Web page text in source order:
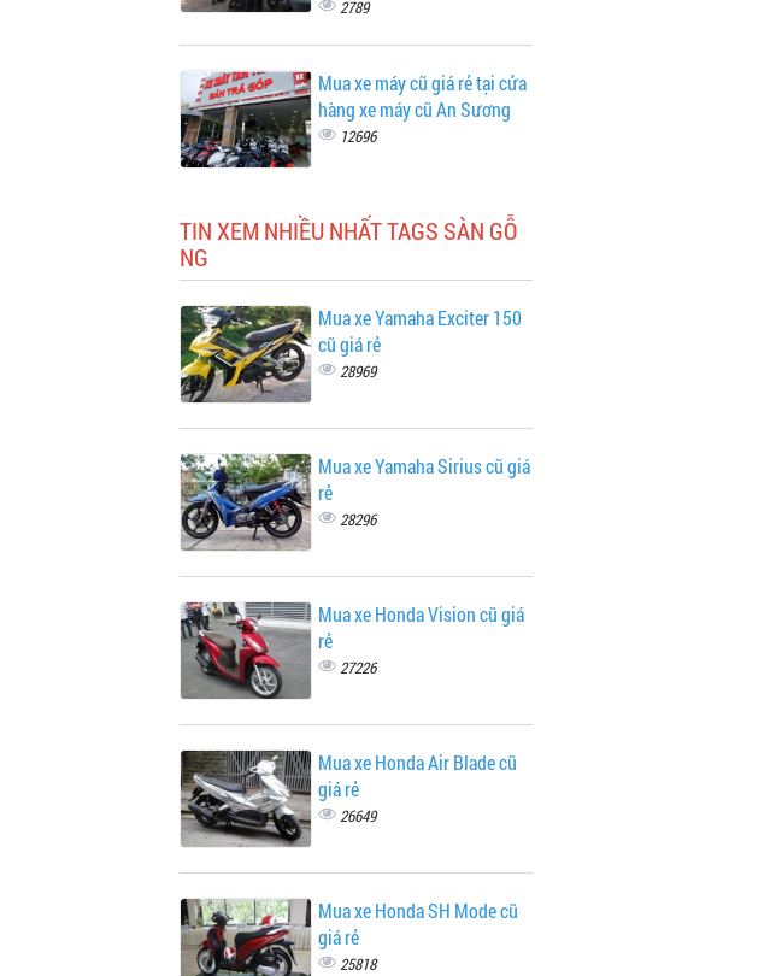
2789
Mua xe máy cũ giá rẻ tại cửa
hàng xe máy cũ An Sương
12696
TIN XEM NHIỀU NHẤT TAGS SÀN GỖ
NG
Mua xe Yamaha Exciter 150
cũ giá rẻ
28969
Mua xe Yamaha Sirius cũ giá
rẻ
28296
Mua xe Honda Vision cũ giá
rẻ
27226
Mua xe Honda Air Blade cũ
giá rẻ
26649
Mua xe Honda SH Mode cũ
giá rẻ
25818